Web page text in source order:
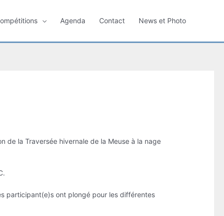
Agenda Contact News et Photo
de la Traversée hivernale de la Meuse à la nage
participant(e)s ont plongé pour les différentes